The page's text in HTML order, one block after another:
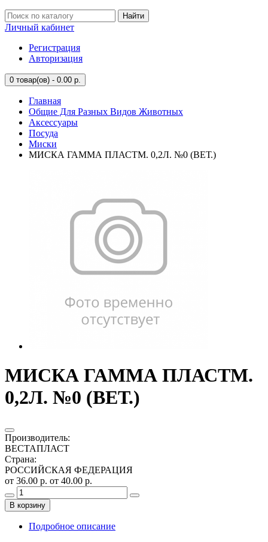
Найти
Личный кабинет
Регистрация
Авторизация
0 товар(ов) - 0.00 р.
Главная
Общие Для Разных Видов Животных
Аксессуары
Посуда
Миски
МИСКА ГАММА ПЛАСТМ. 0,2Л. №0 (ВЕТ.)
МИСКА ГАММА ПЛАСТМ.
0,2Л. №0 (ВЕТ.)
Производитель:
ВЕСТАПЛАСТ
Страна:
РОССИЙСКАЯ ФЕДЕРАЦИЯ
от 36.00 р. от 40.00 р.
В корзину
Подробное описание